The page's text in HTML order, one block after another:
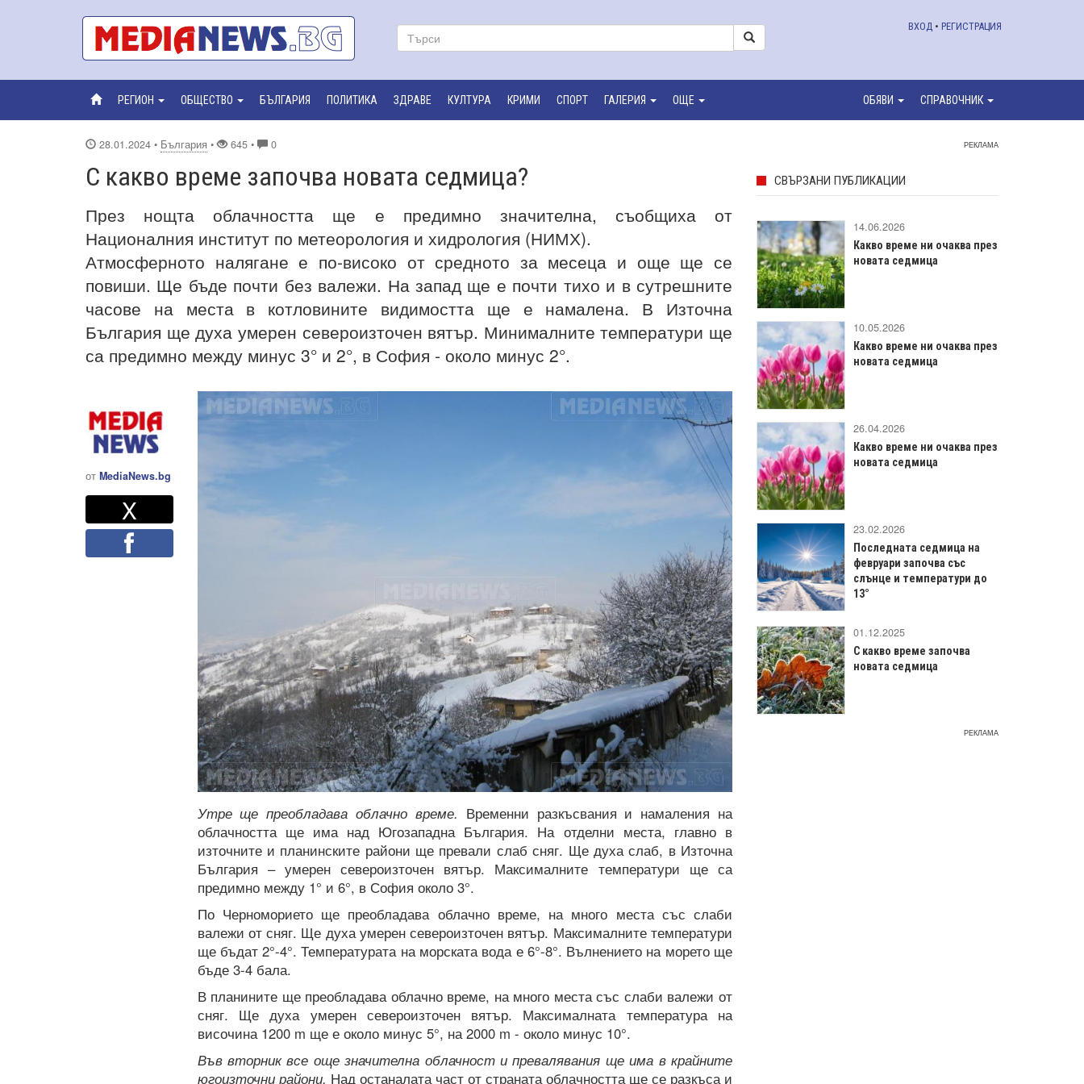
ВХОД • РЕГИСТРАЦИЯ
РЕГИОН ОБЩЕСТВО БЪЛГАРИЯ ПОЛИТИКА ЗДРАВЕ КУЛТУРА КРИМИ СПОРТ ГАЛЕРИЯ ОЩЕ ОБЯВИ СПРАВОЧНИК
28.01.2024 • България • 645 • 0
С какво време започва новата седмица?
През нощта облачността ще е предимно значителна, съобщиха от
Националния институт по метеорология и хидрология (НИМХ).
Атмосферното налягане е по-високо от средното за месеца и още ще се
повиши. Ще бъде почти без валежи. На запад ще е почти тихо и в сутрешните
часове на места в котловините видимостта ще е намалена. В Източна
България ще духа умерен североизточен вятър. Минималните температури ще
са предимно между минус 3° и 2°, в София - около минус 2°.
от MediaNews.bg
Споделете
XTwitter
Утре ще преобладава облачно време. Временни разкъсвания и намаления на
облачността ще има над Югозападна България. На отделни места, главно в
източните и планинските райони ще превали слаб сняг. Ще духа слаб, в Източна
България – умерен североизточен вятър. Максималните температури ще са
предимно между 1° и 6°, в София около 3°.
По Черноморието ще преобладава облачно време, на много места със слаби
валежи от сняг. Ще духа умерен североизточен вятър. Максималните температури
ще бъдат 2°-4°. Температурата на морската вода е 6°-8°. Вълнението на морето ще
бъде 3-4 бала.
В планините ще преобладава облачно време, на много места със слаби валежи от
сняг. Ще духа умерен североизточен вятър. Максималната температура на
височина 1200 m ще е около минус 5°, на 2000 m - около минус 10°.
Във вторник все още значителна облачност и превалявания ще има в крайните
югоизточни райони. Над останалата част от страната облачността ще се разкъса и
РЕКЛАМА
СВЪРЗАНИ ПУБЛИКАЦИИ
14.06.2026
Какво време ни очаква през
новата седмица
10.05.2026
Какво време ни очаква през
новата седмица
26.04.2026
Какво време ни очаква през
новата седмица
23.02.2026
Последната седмица на
февруари започва със
слънце и температури до
13°
01.12.2025
С какво време започва
новата седмица
РЕКЛАМА